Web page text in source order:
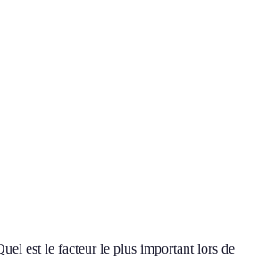
est le facteur le plus important lors de